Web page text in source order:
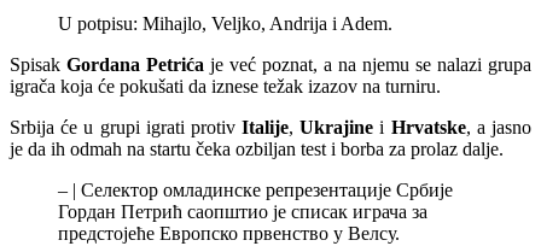
U potpisu: Mihajlo, Veljko, Andrija i Adem.
Spisak Gordana Petrića je već poznat, a na njemu se nalazi grupa
igrača koja će pokušati da iznese težak izazov na turniru.
Srbija će u grupi igrati protivItalije,Ukrajine i Hrvatske, a jasno
je da ih odmah na startu čeka ozbiljan test i borba za prolaz dalje.
– | Селектор омладинске репрезентације Србије
Гордан Петрић саопштио је списак играча за
предстојеће Европско првенство у Велсу.